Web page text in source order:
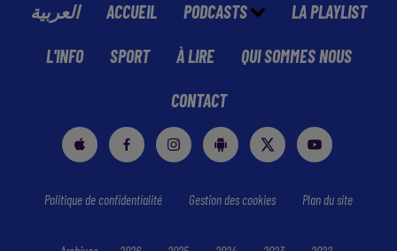
العربية ACCUEIL PODCASTS LA PLAYLIST
L'INFO SPORT À LIRE QUI SOMMES NOUS
CONTACT
Politique de confidentialité Gestion des cookies Plan du site